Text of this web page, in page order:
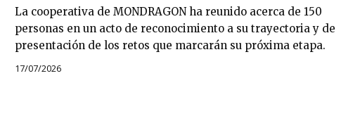
La cooperativa de MONDRAGON ha reunido acerca de 150
personas en un acto de reconocimiento a su trayectoria y de
presentación de los retos que marcarán su próxima etapa.
17/07/2026